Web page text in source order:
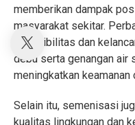
memberikan dampak
masyarakat sekitar.
aksesibilitas dan
debu serta genangan air
meningkatkan keamanan
Selain itu, semenisasi
kualitas lingkungan dan